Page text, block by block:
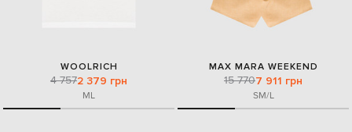
WOOLRICH
4 7572 379 грн
ML
MAX MARA WEEKEND
15 7707 911 грн
SM/L